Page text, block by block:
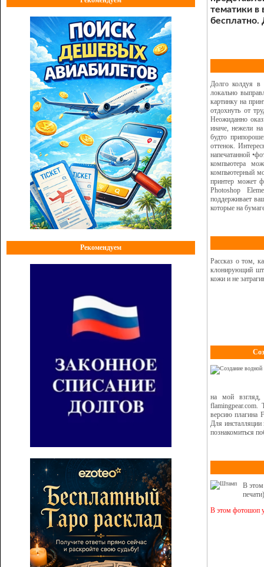
Рекомендуем
тематики в
бесплатно.
Долго колдуя в
локально
картинку на
отдохнуть от
Неожиданно
иначе, нежели
будто
оттенок.
напечатанной
компьютера
компьютерный
принтер может
Photoshop
поддерживает
которые на
Рассказ о том,
клонирующий
кожи и не
на мой взгляд,
версию плагина
Для
познакомиться
В этом
В этом фотошоп